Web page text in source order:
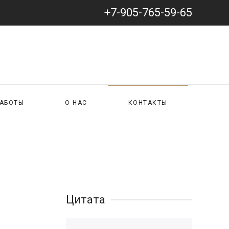
+7-905-765-59-65
О НАС КОНТАКТЫ
Цитата